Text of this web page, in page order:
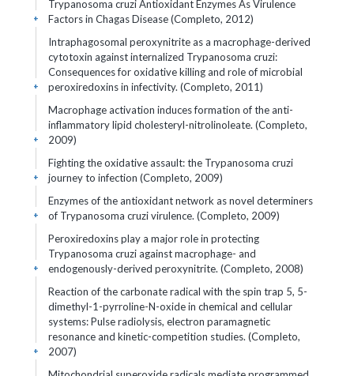
Trypanosoma cruzi Antioxidant Enzymes As Virulence
Factors in Chagas Disease (Completo, 2012)
+
Intraphagosomal peroxynitrite as a macrophage-derived
cytotoxin against internalized Trypanosoma cruzi:
Consequences for oxidative killing and role of microbial
peroxiredoxins in infectivity. (Completo, 2011)
+
Macrophage activation induces formation of the anti-
inflammatory lipid cholesteryl-nitrolinoleate. (Completo,
2009)
+
Fighting the oxidative assault: the Trypanosoma cruzi
journey to infection (Completo, 2009)
+
Enzymes of the antioxidant network as novel determiners
of Trypanosoma cruzi virulence. (Completo, 2009)
+
Peroxiredoxins play a major role in protecting
Trypanosoma cruzi against macrophage- and
endogenously-derived peroxynitrite. (Completo, 2008)
+
Reaction of the carbonate radical with the spin trap 5, 5-
dimethyl-1-pyrroline-N-oxide in chemical and cellular
systems: Pulse radiolysis, electron paramagnetic
resonance and kinetic-competition studies. (Completo,
2007)
+